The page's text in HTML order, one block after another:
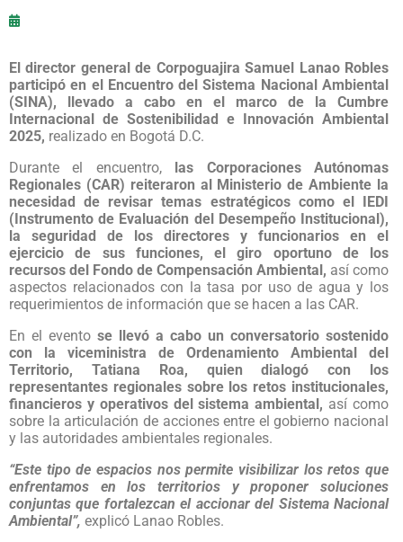
El director general de Corpoguajira Samuel Lanao Robles
participó en el Encuentro del Sistema Nacional Ambiental
(SINA), llevado a cabo en el marco de la Cumbre
Internacional de Sostenibilidad e Innovación Ambiental
2025, realizado en Bogotá D.C.
Durante el encuentro, las Corporaciones Autónomas
Regionales (CAR) reiteraron al Ministerio de Ambiente la
necesidad de revisar temas estratégicos como el IEDI
(Instrumento de Evaluación del Desempeño Institucional),
la seguridad de los directores y funcionarios en el
ejercicio de sus funciones, el giro oportuno de los
recursos del Fondo de Compensación Ambiental, así como
aspectos relacionados con la tasa por uso de agua y los
requerimientos de información que se hacen a las CAR.
En el evento se llevó a cabo un conversatorio sostenido
con la viceministra de Ordenamiento Ambiental del
Territorio, Tatiana Roa, quien dialogó con los
representantes regionales sobre los retos institucionales,
financieros y operativos del sistema ambiental, así como
sobre la articulación de acciones entre el gobierno nacional
y las autoridades ambientales regionales.
“Este tipo de espacios nos permite visibilizar los retos que
enfrentamos en los territorios y proponer soluciones
conjuntas que fortalezcan el accionar del Sistema Nacional
Ambiental”, explicó Lanao Robles.